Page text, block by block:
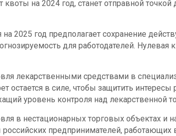
квоты на 2024 год, станет отправной
2025 год предполагает сохранение
для работодателей. Нулевая
лекарственными средствами в
остается в силе, чтобы защитить
уровень контроля над лекарственной
в нестационарных торговых объектах и
предпринимателей, работающих